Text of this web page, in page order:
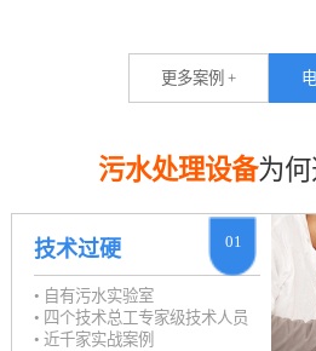
生。高效净化技
用，共筑可持续
邀您共鉴未来新
更多案例 +
污水处理设备为何
01
技术过硬
• 自有污水实验室
• 四个技术总工专家级技术人员
• 近千家实战案例